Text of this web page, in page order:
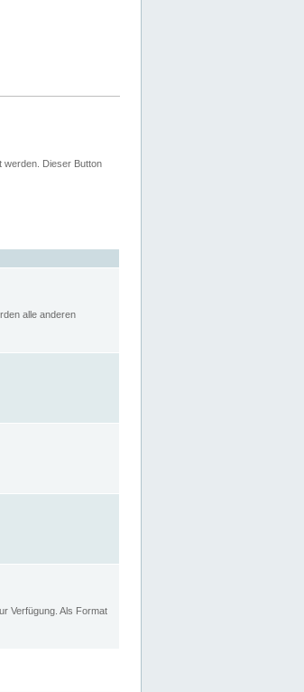
werden. Dieser Button
alle anderen
Verfügung. Als Format